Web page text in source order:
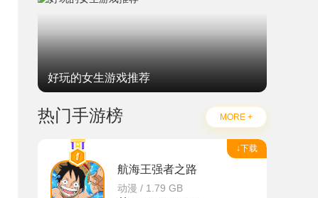
好玩的女生游戏推荐
热门手游榜 MORE +
↓下载
航海王强者之路
动漫 / 1.79 GB